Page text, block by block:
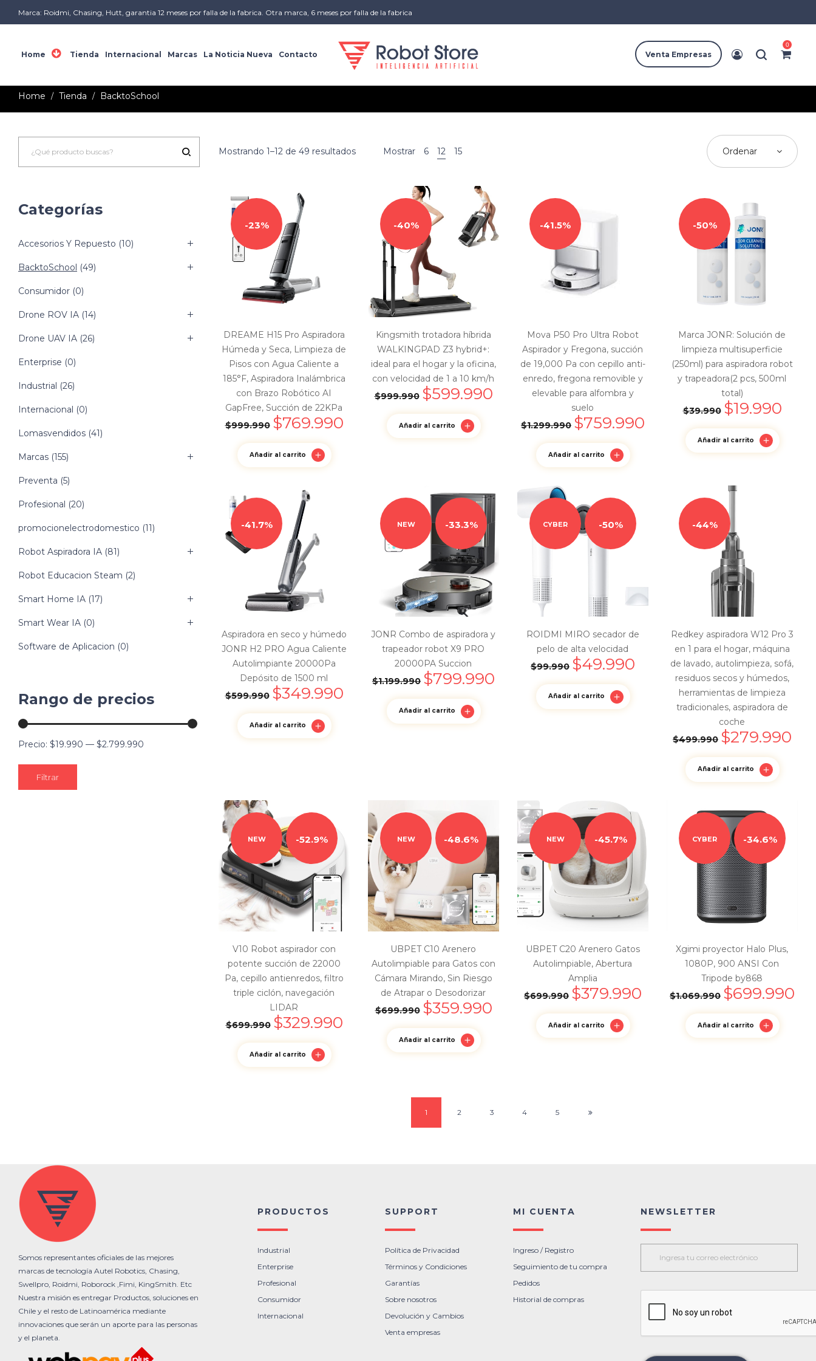
Marca: Roidmi, Chasing, Hutt, garantia 12 meses por falla de la fabrica. Otra marca, 6 meses por falla de la fabrica
Home Tienda Internacional Marcas La Noticia Nueva Contacto Venta Empresas
0
Home / Tienda / BacktoSchool
Mostrando 1–12 de 49 resultados Mostrar 6 12 15 Ordenar
23%
DREAME H15 Pro Aspiradora
Húmeda y Seca, Limpieza de
Pisos con Agua Caliente a
185°F, Aspiradora Inalámbrica
con Brazo Robótico AI
GapFree, Succión de 22KPa
$999.990 $769.990
Añadir al carrito
40%
Kingsmith trotadora híbrida
WALKINGPAD Z3 hybrid+:
ideal para el hogar y la oficina,
con velocidad de 1 a 10 km/h
$999.990 $599.990
Añadir al carrito
41.5%
Mova P50 Pro Ultra Robot
Aspirador y Fregona, succión
de 19,000 Pa con cepillo anti-
enredo, fregona removible y
elevable para alfombra y
suelo
$1.299.990 $759.990
Añadir al carrito
50%
Marca JONR: Solución de
limpieza multisuperficie
(250ml) para aspiradora robot
y trapeadora(2 pcs, 500ml
total)
$39.990 $19.990
Añadir al carrito
41.7%
Aspiradora en seco y húmedo
JONR H2 PRO Agua Caliente
Autolimpiante 20000Pa
Depósito de 1500 ml
$599.990 $349.990
Añadir al carrito
NEW 33.3%
JONR Combo de aspiradora y
trapeador robot X9 PRO
20000PA Succion
$1.199.990 $799.990
Añadir al carrito
CYBER 50%
ROIDMI MIRO secador de
pelo de alta velocidad
$99.990 $49.990
Añadir al carrito
44%
Redkey aspiradora W12 Pro 3
en 1 para el hogar, máquina
de lavado, autolimpieza, sofá,
residuos secos y húmedos,
herramientas de limpieza
tradicionales, aspiradora de
coche
$499.990 $279.990
Añadir al carrito
NEW 52.9%
V10 Robot aspirador con
potente succión de 22000
Pa, cepillo antienredos, filtro
triple ciclón, navegación
LIDAR
$699.990 $329.990
Añadir al carrito
NEW 48.6%
UBPET C10 Arenero
Autolimpiable para Gatos con
Cámara Mirando, Sin Riesgo
de Atrapar o Desodorizar
$699.990 $359.990
Añadir al carrito
NEW 45.7%
UBPET C20 Arenero Gatos
Autolimpiable, Abertura
Amplia
$699.990 $379.990
Añadir al carrito
CYBER 34.6%
Xgimi proyector Halo Plus,
1080P, 900 ANSI Con
Tripode by868
$1.069.990 $699.990
Añadir al carrito
1 2 3 4 5
Categorías
Accesorios Y Repuesto (10)
BacktoSchool (49)
Consumidor (0)
Drone ROV IA (14)
Drone UAV IA (26)
Enterprise (0)
Industrial (26)
Internacional (0)
Lomasvendidos (41)
Marcas (155)
Preventa (5)
Profesional (20)
promocionelectrodomestico (11)
Robot Aspiradora IA (81)
Robot Educacion Steam (2)
Smart Home IA (17)
Smart Wear IA (0)
Software de Aplicacion (0)
Rango de precios
Filtrar
Precio: $19.990 — $2.799.990
Somos representantes oficiales de las mejores
marcas de tecnología Autel Robotics, Chasing,
Swellpro, Roidmi, Roborock ,Fimi, KingSmith. Etc
Nuestra misión es entregar Productos, soluciones en
Chile y el resto de Latinoamérica mediante
innovaciones que serán un aporte para las personas
y el planeta.
PRODUCTOS
Industrial
Enterprise
Profesional
Consumidor
Internacional
SUPPORT
Política de Privacidad
Términos y Condiciones
Garantías
Sobre nosotros
Devolución y Cambios
Venta empresas
MI CUENTA
Ingreso / Registro
Seguimiento de tu compra
Pedidos
Historial de compras
NEWSLETTER